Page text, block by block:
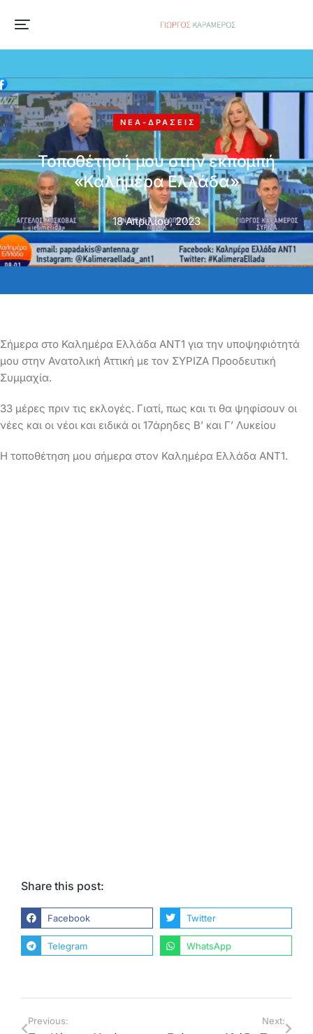
ΝΈΑ-ΔΡΆΣΕΙΣ
Τοποθέτησή μου στην εκπομπή
«Καλημέρα Ελλάδα»
18 Απριλίου, 2023
Σήμερα στο Καλημέρα Ελλάδα ANT1 για την υποψηφιότητά
μου στην Ανατολική Αττική με τον ΣΥΡΙΖΑ Προοδευτική
Συμμαχία.
33 μέρες πριν τις εκλογές. Γιατί, πως και τι θα ψηφίσουν οι
νέες και οι νέοι και ειδικά οι 17άρηδες Β’ και Γ’ Λυκείου
Η τοποθέτηση μου σήμερα στον Καλημέρα Ελλάδα ANT1.
Share this post:
Facebook Twitter
Telegram WhatsApp
Previous: Next: